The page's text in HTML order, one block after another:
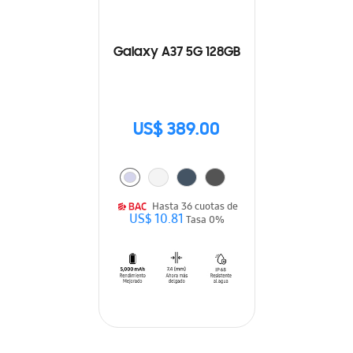
Galaxy A37 5G 128GB
US$ 389.00
Hasta 36 cuotas de
US$ 10.81 Tasa 0%